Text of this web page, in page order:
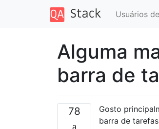
Usuários
Alguma
barra de
78
Gosto
barra de